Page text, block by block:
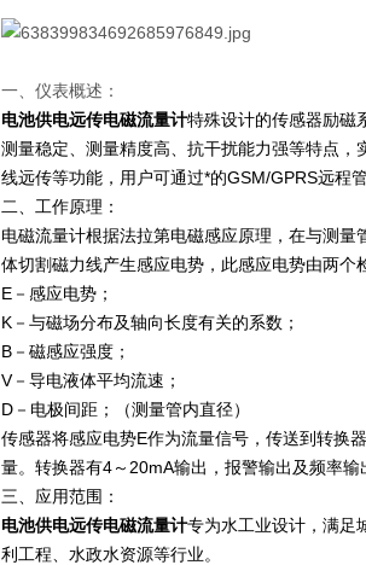
一、仪表概述：
电池供电远传电磁流量计特殊设计的传感器励磁
测量稳定、测量精度高、抗干扰能力强等特点
线远传等功能，用户可通过*的GSM/GPRS远程
二、工作原理：
电磁流量计根据法拉第电磁感应原理，在与测
体切割磁力线产生感应电势，此感应电势由两个
E－感应电势；
K－与磁场分布及轴向长度有关的系数；
B－磁感应强度；
V－导电液体平均流速；
D－电极间距；（测量管内直径）
传感器将感应电势E作为流量信号，传送到转换
量。转换器有4～20mA输出，报警输出及频率
三、应用范围：
电池供电远传电磁流量计专为水工业设计，满足
利工程、水政水资源等行业。